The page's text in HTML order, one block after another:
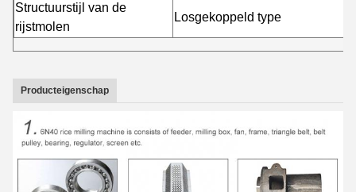
Structuurstijl van de
rijstmolen
Losgekoppeld type
Producteigenschap